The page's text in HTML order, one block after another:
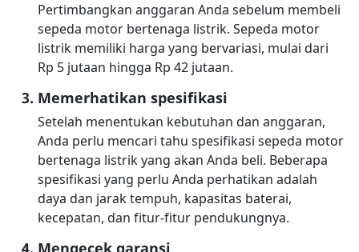
Pertimbangkan anggaran Anda sebelum membeli
sepeda motor bertenaga listrik. Sepeda motor
listrik memiliki harga yang bervariasi, mulai dari
Rp 5 jutaan hingga Rp 42 jutaan.
Memerhatikan spesifikasi
Setelah menentukan kebutuhan dan anggaran,
Anda perlu mencari tahu spesifikasi sepeda motor
bertenaga listrik yang akan Anda beli. Beberapa
spesifikasi yang perlu Anda perhatikan adalah
daya dan jarak tempuh, kapasitas baterai,
kecepatan, dan fitur-fitur pendukungnya.
Mengecek garansi